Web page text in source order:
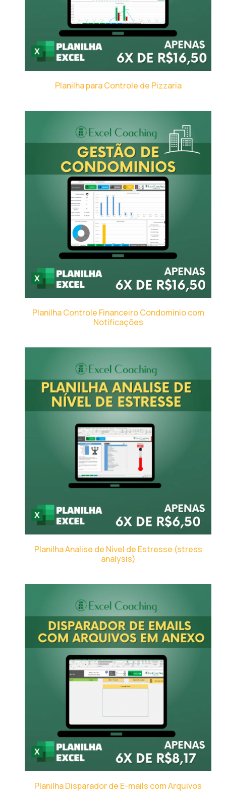
Planilha para Controle de Pizzaria
Planilha Controle Financeiro Condominio com
Notificações
Planilha Analise de Nível de Estresse (stress
analysis)
Planilha Disparador de E-mails com Arquivos